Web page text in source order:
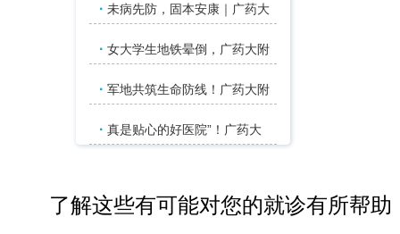
· 未病先防，固本安康｜广药大
· 女大学生地铁晕倒，广药大附
· 军地共筑生命防线！广药大附
· 真是贴心的好医院”！广药大
了解这些有可能对您的就诊有所帮助